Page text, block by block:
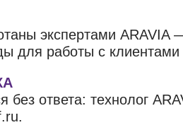
экспертами ARAVIA
для работы с клиентами
ответа: технолог